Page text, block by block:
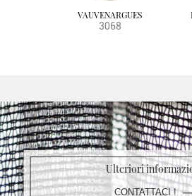
VAUVENARGUES
3068
Ulteriori
CONTATTACI !